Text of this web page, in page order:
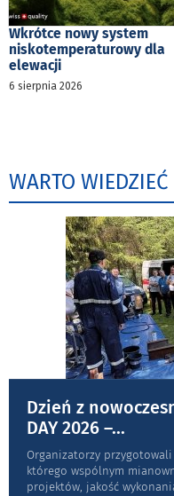
Wkrótce nowy system
niskotemperaturowy dla
elewacji
6 sierpnia 2026
WARTO WIEDZIEĆ
Dzień z
DAY 2026 –...
Organizatorzy
którego wspólnym
projektów, jakość